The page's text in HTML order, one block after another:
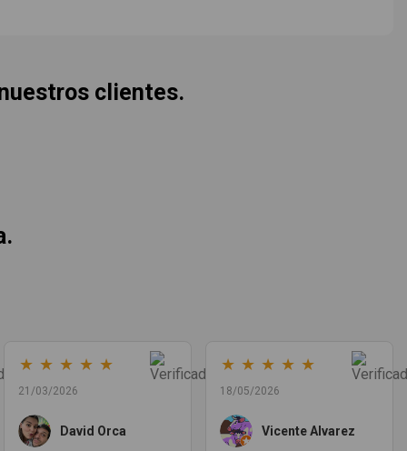
clientes.
★ ★ ★ ★ ★
21/03/2026
David Orca
★ ★ ★ ★ ★
18/05/2026
Vicente Alvarez